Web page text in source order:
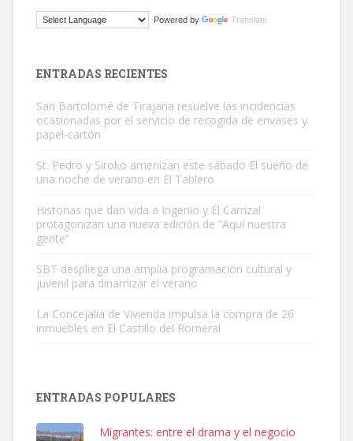
El ayuntamiento se va a llevar a Los Gatos callejeros de la zona los
Este gato macho ha aparecido en la calle hace menos de un mes,
es muy manso y extremadamente cari...
Leales.org » Gran Canaria
Leales.org » Gran Canaria
Powered by Translate
ENTRADAS RECIENTES
San Bartolomé de Tirajana resuelve las incidencias
ocasionadas por el servicio de recogida de envases y
papel-cartón
St. Pedro y Siroko amenizan este sábado El sueño de
una noche de verano en El Tablero
Historias que dan vida a Ingenio y El Carrizal
protagonizan una nueva edición de “Aquí nuestra
gente”
SBT despliega una amplia programación cultural y
juvenil para dinamizar el verano
La Concejalía de Vivienda impulsa la compra de 26
inmuebles en El Castillo del Romeral
ENTRADAS POPULARES
Migrantes: entre el drama y el negocio